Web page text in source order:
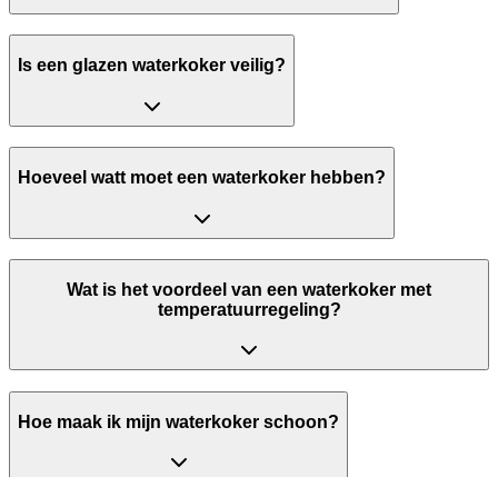
Is een glazen waterkoker veilig?
Hoeveel watt moet een waterkoker hebben?
Wat is het voordeel van een waterkoker met
temperatuurregeling?
Hoe maak ik mijn waterkoker schoon?